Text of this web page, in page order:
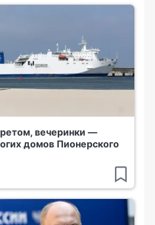
вечеринки —
домов Пионерского